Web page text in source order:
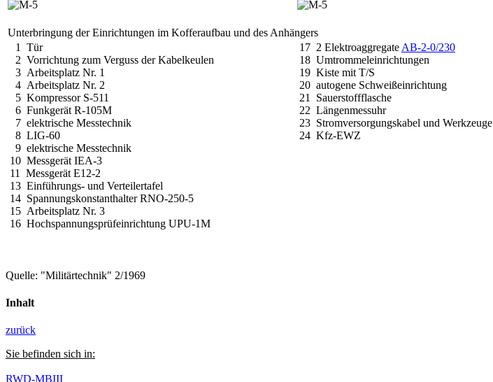
Unterbringung der Einrichtungen im Kofferaufbau und des Anhängers
1 Tür
2 Vorrichtung zum Verguss der Kabelkeulen
3 Arbeitsplatz Nr. 1
4 Arbeitsplatz Nr. 2
5 Kompressor S-511
6 Funkgerät R-105M
7 elektrische Messtechnik
8 LIG-60
9 elektrische Messtechnik
10 Messgerät IEA-3
11 Messgerät E12-2
13 Einführungs- und Verteilertafel
14 Spannungskonstanthalter RNO-250-5
15 Arbeitsplatz Nr. 3
16 Hochspannungsprüfeinrichtung UPU-1M
17 2 Elektroaggregate AB-2-0/230
18 Umtrommeleinrichtungen
19 Kiste mit T/S
20 autogene Schweißeinrichtung
21 Sauerstoffflasche
22 Längenmessuhr
23 Stromversorgungskabel und Werkzeuge
24 Kfz-EWZ
Quelle: "Militärtechnik" 2/1969
Inhalt
zurück
Sie befinden sich in:
RWD-MBIII